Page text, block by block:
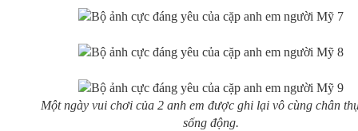
Một ngày vui chơi của 2 anh em được ghi lại vô cùng chân
sống động.